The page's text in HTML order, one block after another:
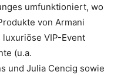
umfunktioniert, wo
von Armani
luxuriöse VIP-Event
(u.a.
und Julia Cencig sowie